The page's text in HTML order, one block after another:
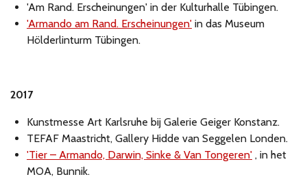
'Am Rand. Erscheinungen' in der Kulturhalle Tübingen.
'Armando am Rand. Erscheinungen' in das Museum
Hölderlinturm Tübingen.
2017
Kunstmesse Art Karlsruhe bij Galerie Geiger Konstanz.
TEFAF Maastricht, Gallery Hidde van Seggelen Londen.
'Tier – Armando, Darwin, Sinke & Van Tongeren' , in het
MOA, Bunnik.